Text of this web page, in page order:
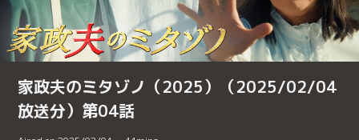
家政夫のミタゾノ（2025）（2025/02/04
放送分）第04話